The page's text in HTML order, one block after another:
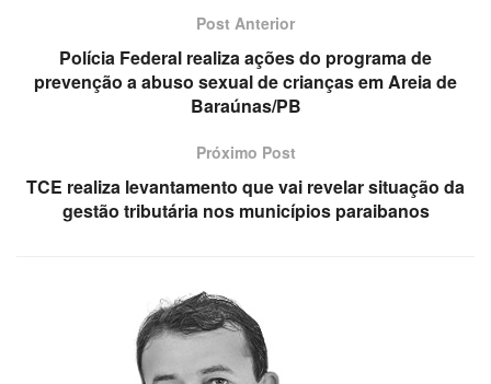
Post Anterior
Polícia Federal realiza ações do programa de
prevenção a abuso sexual de crianças em Areia de
Baraúnas/PB
Próximo Post
TCE realiza levantamento que vai revelar situação da
gestão tributária nos municípios paraibanos